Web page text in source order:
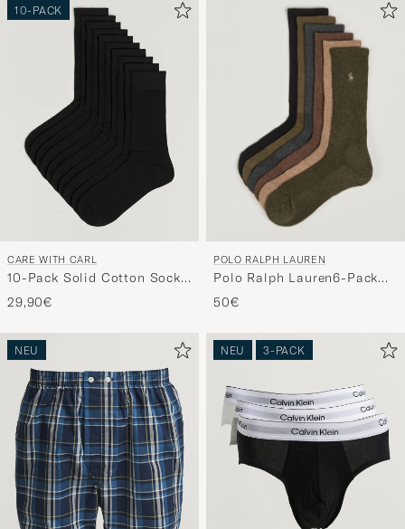
10-PACK
CARE WITH CARL
10-Pack Solid Cotton Socks
BLACK
29,90€
POLO RALPH LAUREN
Polo Ralph Lauren6-Pack
Performance Crew
SocksBrown
50€
NEU NEU 3-PACK